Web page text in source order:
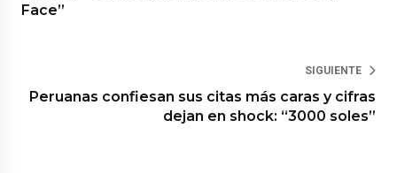
Face”
SIGUIENTE
Peruanas confiesan sus citas más caras y cifras
dejan en shock: “3000 soles”